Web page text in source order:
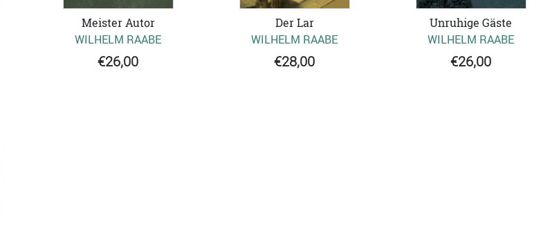
Meister Autor
WILHELM RAABE
€26,00
Der Lar
WILHELM RAABE
€28,00
Unruhige Gäste
WILHELM RAABE
€26,00